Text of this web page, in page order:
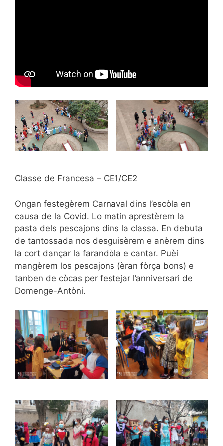
Classe de Francesa – CE1/CE2
Ongan festegèrem Carnaval dins l’escòla en
causa de la Covid. Lo matin aprestèrem la
pasta dels pescajons dins la classa. En debuta
de tantossada nos desguisèrem e anèrem dins
la cort dançar la farandòla e cantar. Puèi
mangèrem los pescajons (èran fòrça bons) e
tanben de còcas per festejar l’anniversari de
Domenge-Antòni.